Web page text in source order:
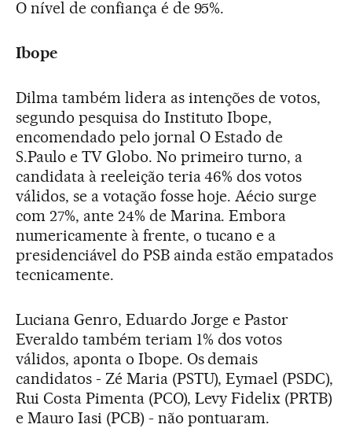
O nível de confiança é de 95%.
Ibope
Dilma também lidera as intenções de votos,
segundo pesquisa do Instituto Ibope,
encomendado pelo jornal O Estado de
S.Paulo e TV Globo. No primeiro turno, a
candidata à reeleição teria 46% dos votos
válidos, se a votação fosse hoje. Aécio surge
com 27%, ante 24% de Marina. Embora
numericamente à frente, o tucano e a
presidenciável do PSB ainda estão empatados
tecnicamente.
Luciana Genro, Eduardo Jorge e Pastor
Everaldo também teriam 1% dos votos
válidos, aponta o Ibope. Os demais
candidatos - Zé Maria (PSTU), Eymael (PSDC),
Rui Costa Pimenta (PCO), Levy Fidelix (PRTB)
e Mauro Iasi (PCB) - não pontuaram.